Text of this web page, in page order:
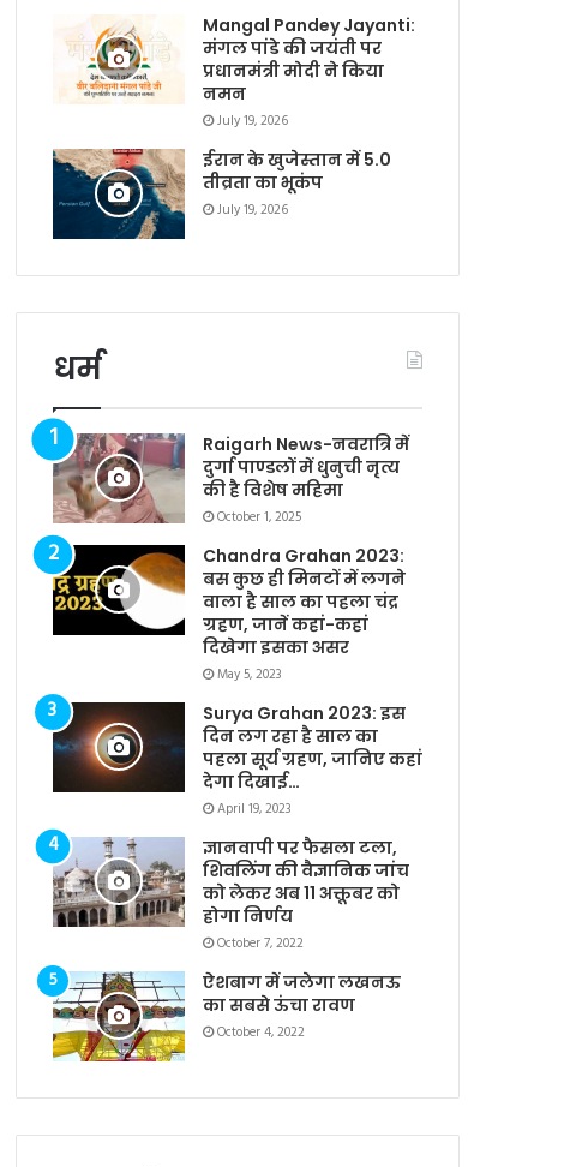
Mangal Pandey Jayanti:
मंगल पांडे की जयंती पर
प्रधानमंत्री मोदी ने किया
नमन
July 19, 2026
ईरान के खुजेस्तान में 5.0
तीव्रता का भूकंप
July 19, 2026
धर्म
Raigarh News-नवरात्रि में
दुर्गा पाण्डलों में धुनुची नृत्य
की है विशेष महिमा
October 1, 2025
Chandra Grahan 2023:
बस कुछ ही मिनटों में लगने
वाला है साल का पहला चंद्र
ग्रहण, जानें कहां-कहां
दिखेगा इसका असर
May 5, 2023
Surya Grahan 2023: इस
दिन लग रहा है साल का
पहला सूर्य ग्रहण, जानिए कहां
देगा दिखाई…
April 19, 2023
ज्ञानवापी पर फैसला टला,
शिवलिंग की वैज्ञानिक जांच
को लेकर अब 11 अक्तूबर को
होगा निर्णय
October 7, 2022
ऐशबाग में जलेगा लखनऊ
का सबसे ऊंचा रावण
October 4, 2022